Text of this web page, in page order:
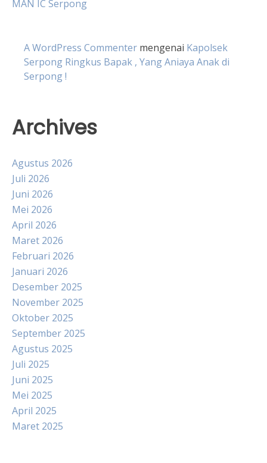
MAN IC Serpong
A WordPress Commenter mengenai Kapolsek
Serpong Ringkus Bapak , Yang Aniaya Anak di
Serpong !
Archives
Agustus 2026
Juli 2026
Juni 2026
Mei 2026
April 2026
Maret 2026
Februari 2026
Januari 2026
Desember 2025
November 2025
Oktober 2025
September 2025
Agustus 2025
Juli 2025
Juni 2025
Mei 2025
April 2025
Maret 2025